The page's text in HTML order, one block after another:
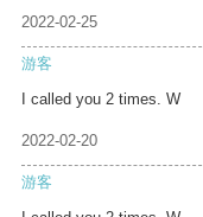
2022-02-25
游客
I called you 2 times. W
2022-02-20
游客